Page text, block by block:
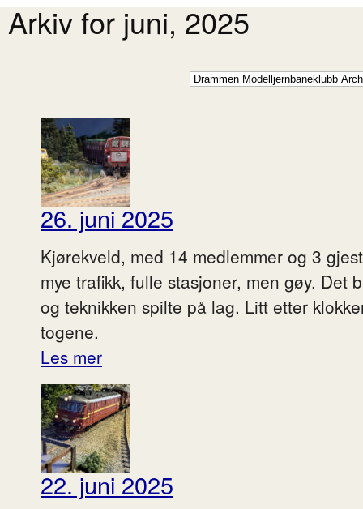
Arkiv for juni, 2025
26. juni 2025
Kjørekveld, med 14 medlemmer og 3
mye trafikk, fulle stasjoner, men gøy. Det
og teknikken spilte på lag. Litt etter
togene.
Les mer
22. juni 2025